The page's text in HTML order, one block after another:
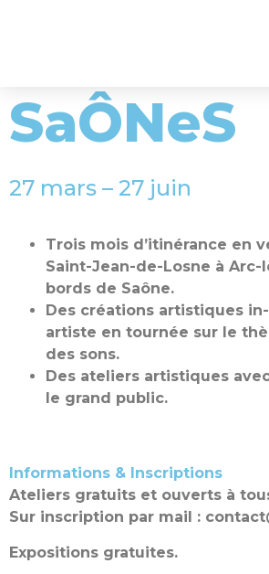
SaÔNeS
27 mars – 27 juin
Trois mois d’itinérance en
Saint-Jean-de-Losne à Arc-
bords de Saône.
Des créations artistiques
artiste en tournée sur le
des sons.
Des ateliers artistiques
le grand public.
Informations & Inscriptions
Ateliers gratuits et ouverts à
Sur inscription par mail :
Expositions gratuites.